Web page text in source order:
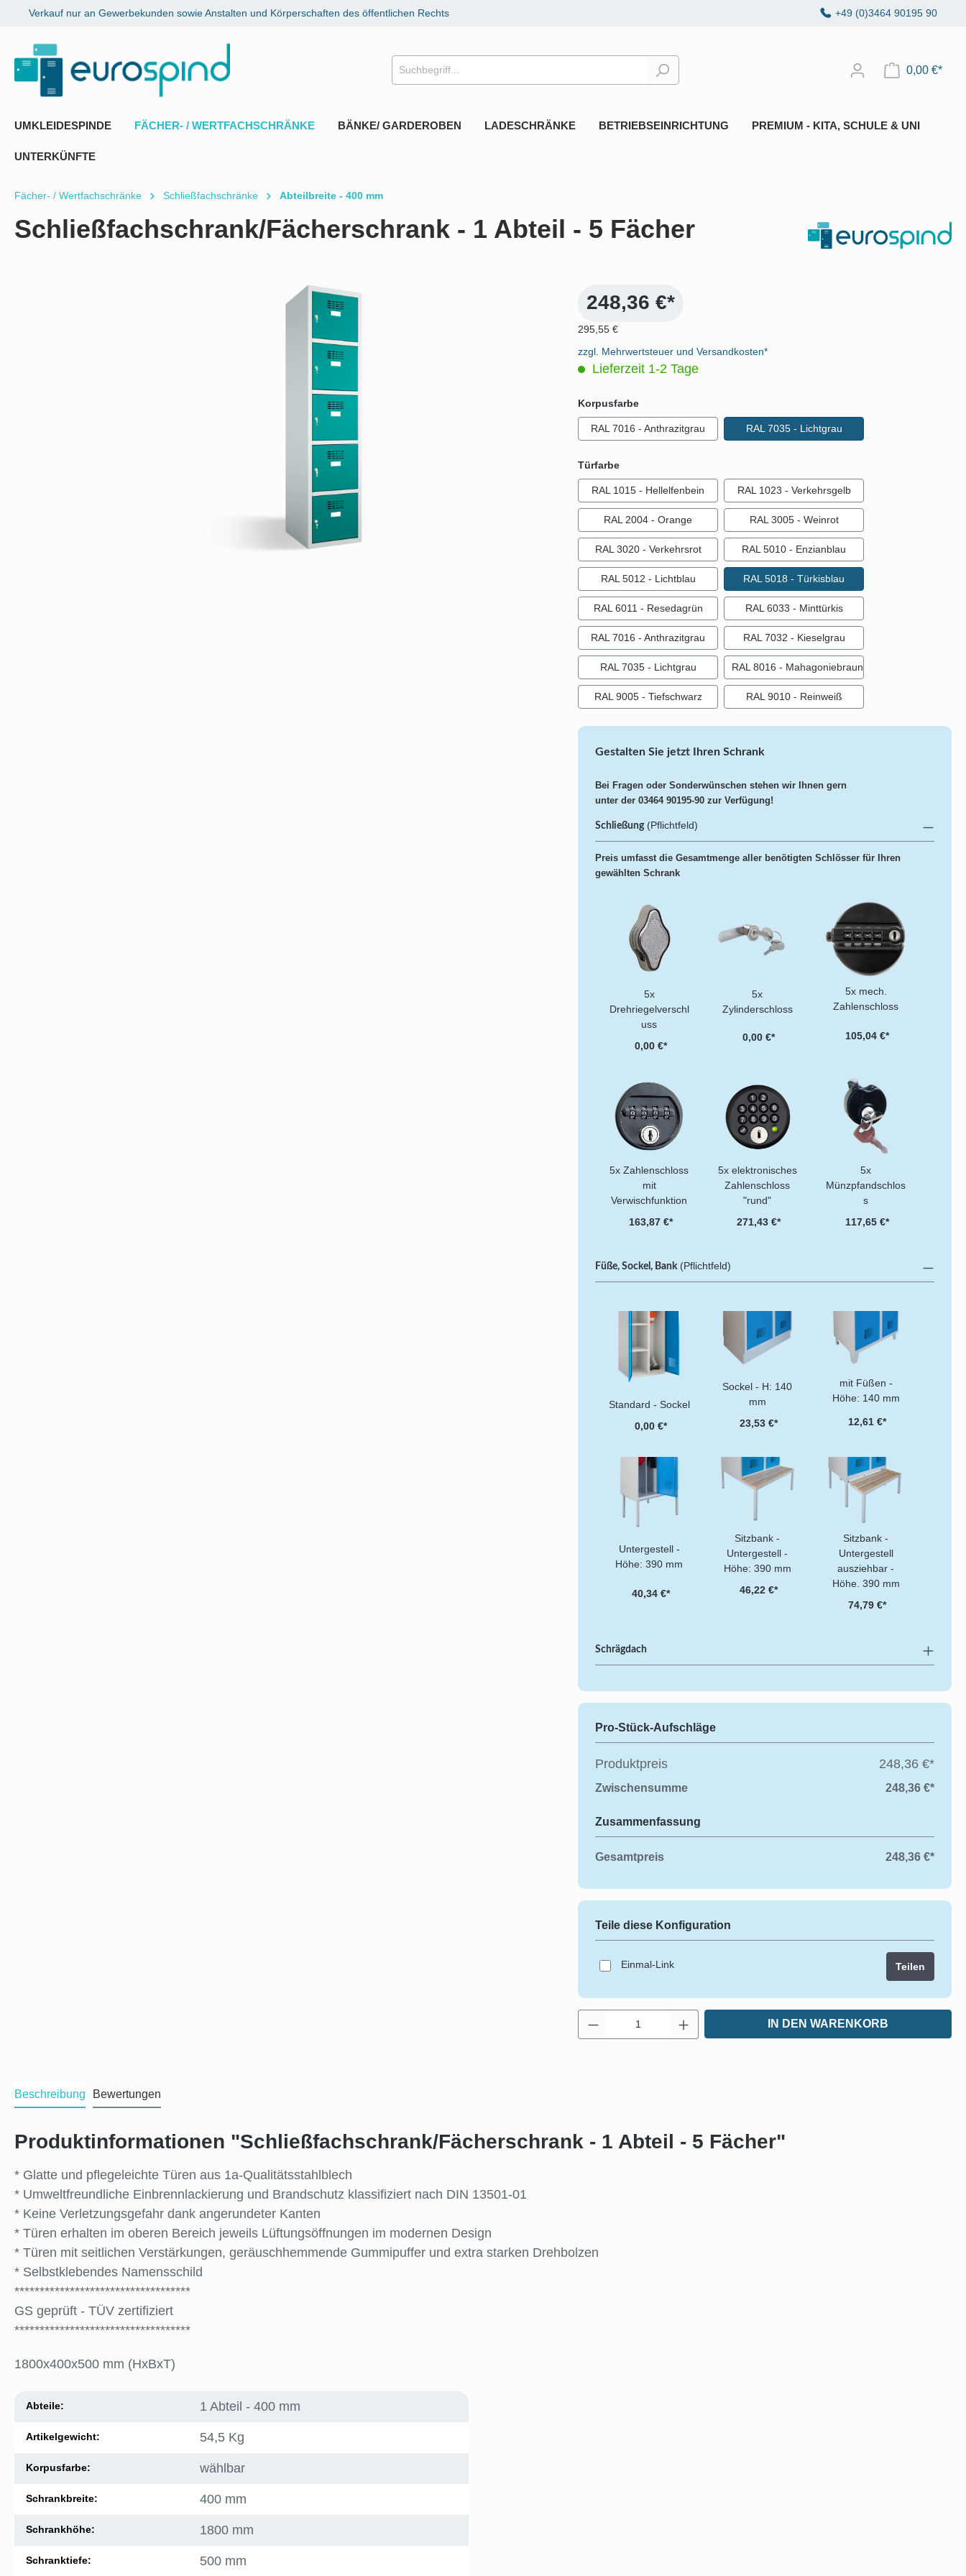
Zur Hauptnavigation springen
Verkauf nur an Gewerbekunden sowie Anstalten und Körperschaften des öffentlichen Rechts +49 (0)3464 90195 90
0,00 €*
UMKLEIDESPINDE FÄCHER- / WERTFACHSCHRÄNKE BÄNKE/ GARDEROBEN LADESCHRÄNKE BETRIEBSEINRICHTUNG PREMIUM - KITA, SCHULE & UNI
UNTERKÜNFTE
Fächer- / Wertfachschränke Schließfachschränke Abteilbreite - 400 mm
Schließfachschrank/Fächerschrank - 1 Abteil - 5 Fächer
248,36 €*
295,55 €
zzgl. Mehrwertsteuer und Versandkosten*
Lieferzeit 1-2 Tage
Korpusfarbeauswählen
RAL 7016 - Anthrazitgrau RAL 7035 - Lichtgrau
Türfarbeauswählen
RAL 1015 - Hellelfenbein RAL 1023 - Verkehrsgelb
RAL 2004 - Orange RAL 3005 - Weinrot
RAL 3020 - Verkehrsrot RAL 5010 - Enzianblau
RAL 5012 - Lichtblau RAL 5018 - Türkisblau
RAL 6011 - Resedagrün RAL 6033 - Minttürkis
RAL 7016 - Anthrazitgrau RAL 7032 - Kieselgrau
RAL 7035 - Lichtgrau RAL 8016 - Mahagoniebraun
RAL 9005 - Tiefschwarz RAL 9010 - Reinweiß
Gestalten Sie jetzt Ihren Schrank
Bei Fragen oder Sonderwünschen stehen wir Ihnen gern
unter der 03464 90195-90 zur Verfügung!
Schließung(Pflichtfeld)
Preis umfasst die Gesamtmenge aller benötigten Schlösser für Ihren
gewählten Schrank
5x
Drehriegelverschl
uss
0,00 €*
5x
Zylinderschloss
0,00 €*
5x mech.
Zahlenschloss
105,04 €*
5x Zahlenschloss
mit
Verwischfunktion
163,87 €*
5x elektronisches
Zahlenschloss
"rund"
271,43 €*
5x
Münzpfandschlos
s
117,65 €*
Füße, Sockel, Bank(Pflichtfeld)
Standard - Sockel
0,00 €*
Sockel - H: 140
mm
23,53 €*
mit Füßen -
Höhe: 140 mm
12,61 €*
Untergestell -
Höhe: 390 mm
40,34 €*
Sitzbank -
Untergestell -
Höhe: 390 mm
46,22 €*
Sitzbank -
Untergestell
ausziehbar -
Höhe. 390 mm
74,79 €*
Schrägdach
Pro-Stück-Aufschläge
Produktpreis 248,36 €*
Zwischensumme 248,36 €*
Zusammenfassung
Gesamtpreis 248,36 €*
Teile diese Konfiguration
Einmal-Link Teilen
Produkt Anzahl: Gib den gewünschten Wert ein
IN DEN WARENKORB
Beschreibung Bewertungen
Produktinformationen "Schließfachschrank/Fächerschrank - 1 Abteil - 5 Fächer"
* Glatte und pflegeleichte Türen aus 1a-Qualitätsstahlblech
* Umweltfreundliche Einbrennlackierung und Brandschutz klassifiziert nach DIN 13501-01
* Keine Verletzungsgefahr dank angerundeter Kanten
* Türen erhalten im oberen Bereich jeweils Lüftungsöffnungen im modernen Design
* Türen mit seitlichen Verstärkungen, geräuschhemmende Gummipuffer und extra starken Drehbolzen
* Selbstklebendes Namensschild
***********************************
GS geprüft - TÜV zertifiziert
***********************************
1800x400x500 mm (HxBxT)
Abteile: 1 Abteil - 400 mm
Artikelgewicht: 54,5 Kg
Korpusfarbe: wählbar
Schrankbreite: 400 mm
Schrankhöhe: 1800 mm
Schranktiefe: 500 mm